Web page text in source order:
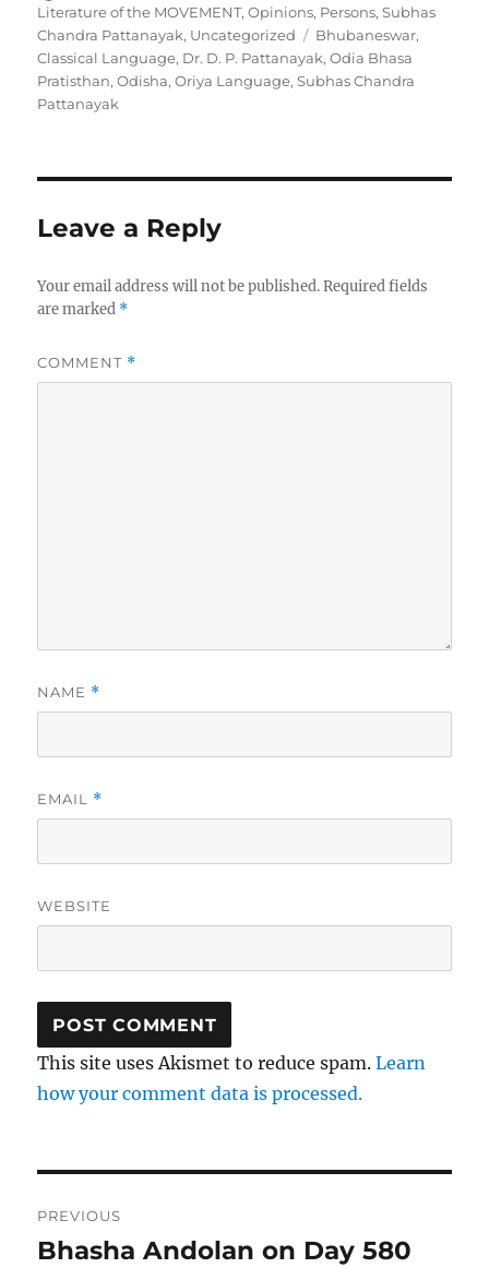
on
Literature of the MOVEMENT,Opinions, Persons,Subhas
Chandra Pattanayak, Uncategorized Tags
Bhubaneswar,
Classical Language, Dr. D. P. Pattanayak,Odia Bhasa
Pratisthan,Odisha,Oriya Language,Subhas Chandra
Pattanayak
Leave a Reply
Your email address will not be published. Required fields
are marked *
COMMENT *
NAME *
EMAIL *
WEBSITE
This site uses Akismet to reduce spam.Learn
how your comment data is processed.
navigation
PREVIOUS
Previous
Bhasha Andolan on Day 580